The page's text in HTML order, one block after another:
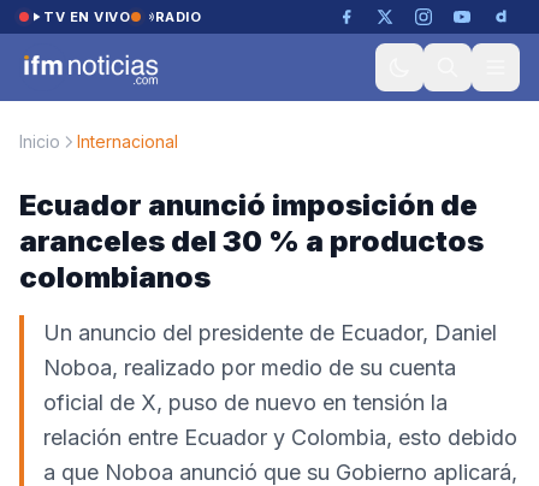
Saltar al contenido
TV EN VIVO RADIO
Inicio Internacional
Ecuador anunció imposición de
aranceles del 30 % a productos
colombianos
Un anuncio del presidente de Ecuador, Daniel
Noboa, realizado por medio de su cuenta
oficial de X, puso de nuevo en tensión la
relación entre Ecuador y Colombia, esto debido
a que Noboa anunció que su Gobierno aplicará,